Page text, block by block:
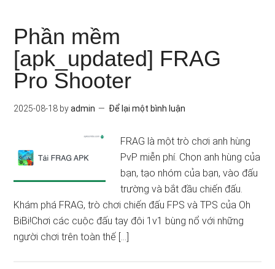
Phần mềm
[apk_updated] FRAG
Pro Shooter
2025-08-18 byadmin Để lại một bình luận
FRAG là một trò chơi anh hùng
PvP miễn phí. Chọn anh hùng của
bạn, tạo nhóm của bạn, vào đấu
trường và bắt đầu chiến đấu.
Khám phá FRAG, trò chơi chiến đấu FPS và TPS của Oh
BiBi!Chơi các cuộc đấu tay đôi 1v1 bùng nổ với những
người chơi trên toàn thế […]